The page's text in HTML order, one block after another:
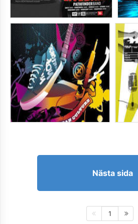
Nästa sida
1